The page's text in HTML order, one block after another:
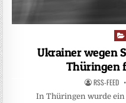
in
Ukrainer wegen
Thüringen
RSS-FEED
In Thüringen wurde